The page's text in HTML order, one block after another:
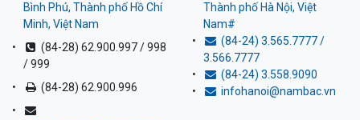
Bình Phú, Thành phố Hồ Chí
Minh, Việt Nam
(84-28) 62.900.997 / 998
/ 999
(84-28) 62.900.996
Thành phố Hà Nội, Việt
Nam#
(84-24) 3.565.7777 /
3.566.7777
(84-24) 3.558.9090
infohanoi@nambac.vn